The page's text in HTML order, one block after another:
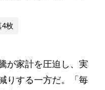
4枚
が家計を圧迫し、実
りする一方だ。「毎